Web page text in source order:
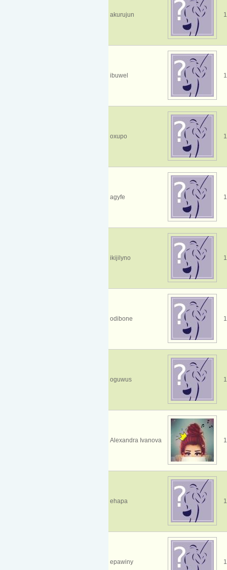
akurujun
ibuwel
oxupo
agyfe
ikijilyno
odibone
oguwus
Alexandra Ivanova
ehapa
epawiny